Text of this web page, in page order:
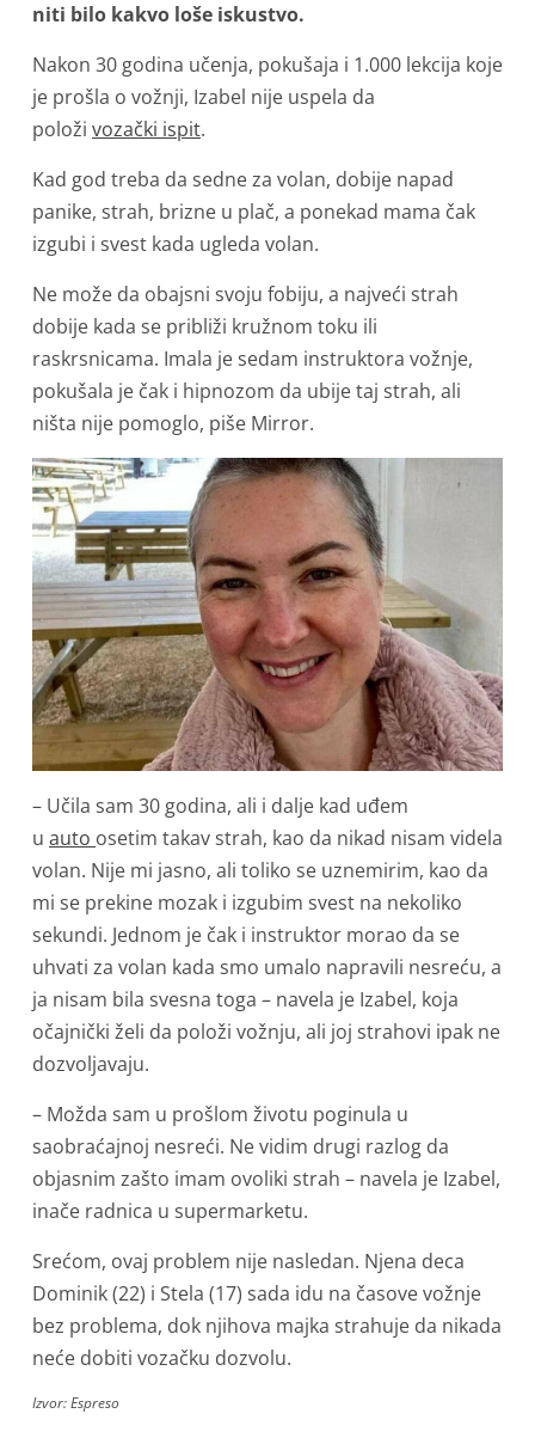
niti bilo kakvo loše iskustvo.
Nakon 30 godina učenja, pokušaja i 1.000 lekcija koje
je prošla o vožnji, Izabel nije uspela da
položi vozački ispit.
Kad god treba da sedne za volan, dobije napad
panike, strah, brizne u plač, a ponekad mama čak
izgubi i svest kada ugleda volan.
Ne može da obajsni svoju fobiju, a najveći strah
dobije kada se približi kružnom toku ili
raskrsnicama. Imala je sedam instruktora vožnje,
pokušala je čak i hipnozom da ubije taj strah, ali
ništa nije pomoglo, piše Mirror.
– Učila sam 30 godina, ali i dalje kad uđem
u auto osetim takav strah, kao da nikad nisam videla
volan. Nije mi jasno, ali toliko se uznemirim, kao da
mi se prekine mozak i izgubim svest na nekoliko
sekundi. Jednom je čak i instruktor morao da se
uhvati za volan kada smo umalo napravili nesreću, a
ja nisam bila svesna toga – navela je Izabel, koja
očajnički želi da položi vožnju, ali joj strahovi ipak ne
dozvoljavaju.
– Možda sam u prošlom životu poginula u
saobraćajnoj nesreći. Ne vidim drugi razlog da
objasnim zašto imam ovoliki strah – navela je Izabel,
inače radnica u supermarketu.
Srećom, ovaj problem nije nasledan. Njena deca
Dominik (22) i Stela (17) sada idu na časove vožnje
bez problema, dok njihova majka strahuje da nikada
neće dobiti vozačku dozvolu.
Izvor: Espreso